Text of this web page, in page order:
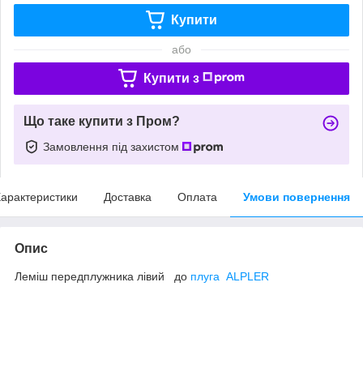
Купити
або
Купити з
Що таке купити з Пром?
Замовлення під захистом
Доставка Оплата Умови повернення
Опис
Леміш передплужника лівий до плуга ALPLER